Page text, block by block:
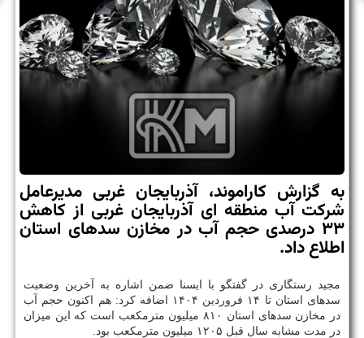
به گزارش کاراموند، آذربایجان غربی مدیرعامل
شرکت آب منطقه ای آذربایجان غربی از کاهش
۳۳ درصدی حجم آب در مخازن سدهای استان
اطلاع داد.
مجید رستگاری در گفتگو با ایسنا ضمن اشاره به آخرین وضعیت
سدهای استان تا ۱۴ فروردین ۱۴۰۴ اضافه کرد: هم اکنون حجم آب
در مخازن سدهای استان ۸۱۰ میلیون مترمکعب است که این میزان
در مدت مشابه سال قبل ۱۲۰۵ میلیون مترمکعب بود.